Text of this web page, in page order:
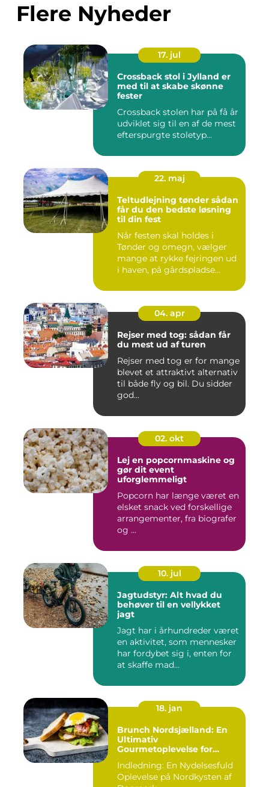
Flere Nyheder
17. jul
Crossback stol i Jylland er
med til at skabe skønne
fester
Crossback stolen har på få år
udviklet sig til en af de mest
efterspurgte stoletyp...
22. maj
Teltudlejning tønder sådan
får du den bedste løsning
til din fest
Når festen skal holdes i
Tønder og omegn, vælger
mange at rykke fejringen ud
i haven, på gårdspladse...
04. apr
Rejser med tog: sådan får
du mest ud af turen
Rejser med tog er for mange
blevet et attraktivt alternativ
til både fly og bil. Du sidder
god...
02. okt
Lej en popcornmaskine og
gør dit event
uforglemmeligt
Popcorn har længe været en
elsket snack ved forskellige
arrangementer, fra biografer
og ...
10. jul
Jagtudstyr: Alt hvad du
behøver til en vellykket
jagt
Jagt har i århundreder været
en aktivitet, som mennesker
har fordybet sig i, enten for
at skaffe mad...
18. jan
Brunch Nordsjælland: En
Ultimativ
Gourmetoplevelse for
Backpackere
Indledning: En Nydelsesfuld
Oplevelse på Nordkysten af